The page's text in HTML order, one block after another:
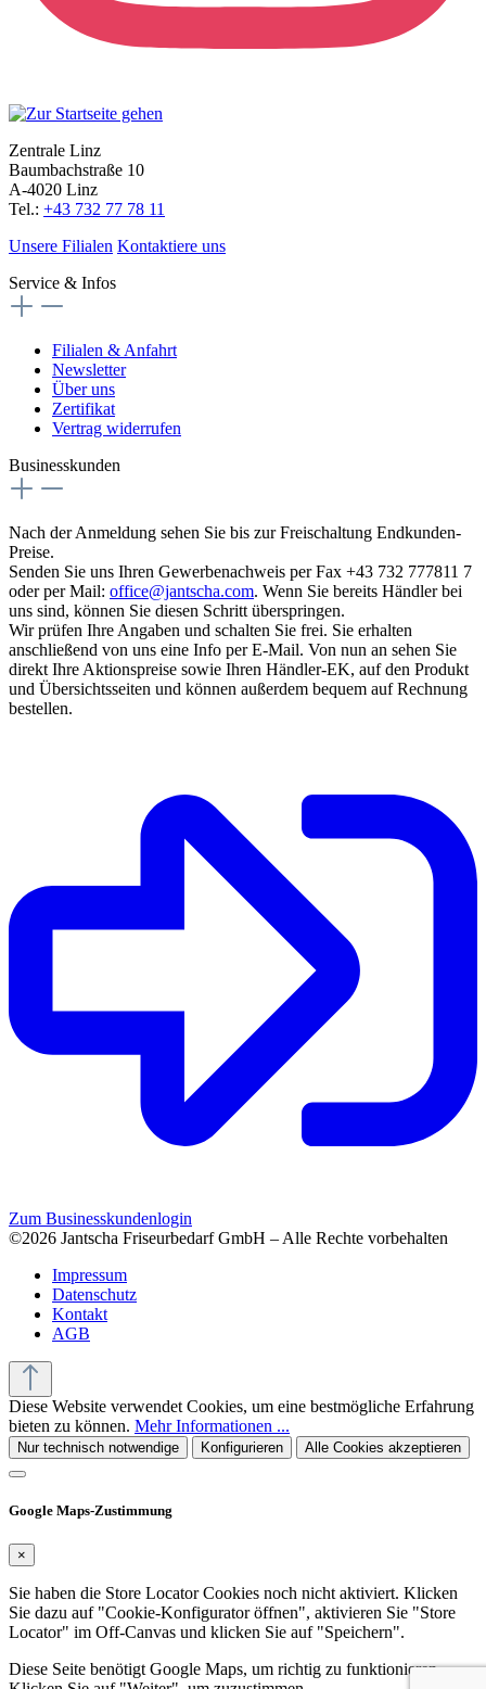
Zentrale Linz
Baumbachstraße 10
A-4020 Linz
Tel.: +43 732 77 78 11
Unsere Filialen Kontaktiere uns
Service & Infos
Filialen & Anfahrt
Newsletter
Über uns
Zertifikat
Vertrag widerrufen
Businesskunden
Nach der Anmeldung sehen Sie bis zur Freischaltung Endkunden-
Preise.
Senden Sie uns Ihren Gewerbenachweis per Fax +43 732 777811 7
oder per Mail: office@jantscha.com. Wenn Sie bereits Händler bei
uns sind, können Sie diesen Schritt überspringen.
Wir prüfen Ihre Angaben und schalten Sie frei. Sie erhalten
anschließend von uns eine Info per E-Mail. Von nun an sehen Sie
direkt Ihre Aktionspreise sowie Ihren Händler-EK, auf den Produkt
und Übersichtsseiten und können außerdem bequem auf Rechnung
bestellen.
Zum Businesskundenlogin
©2026 Jantscha Friseurbedarf GmbH – Alle Rechte vorbehalten
Impressum
Datenschutz
Kontakt
AGB
Diese Website verwendet Cookies, um eine bestmögliche Erfahrung
bieten zu können. Mehr Informationen ...
Nur technisch notwendige Konfigurieren Alle Cookies akzeptieren
Google Maps-Zustimmung
×
Sie haben die Store Locator Cookies noch nicht aktiviert. Klicken
Sie dazu auf "Cookie-Konfigurator öffnen", aktivieren Sie "Store
Locator" im Off-Canvas und klicken Sie auf "Speichern".
Diese Seite benötigt Google Maps, um richtig zu funktionieren.